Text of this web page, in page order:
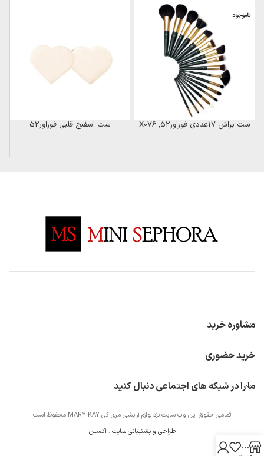
ناموجود
ست براش 17عددی فوراور52, X076 ست اسفنج قلبی فوراور52
مشاوره خرید
خرید حضوری
ما را در شبکه های اجتماعی دنبال کنید
تمامی حقوق این وب سایت نزد لوازم آرایشی مری کی MARY KAY محفوظ است
طراحی و پشتیبانی سایت : اکسین